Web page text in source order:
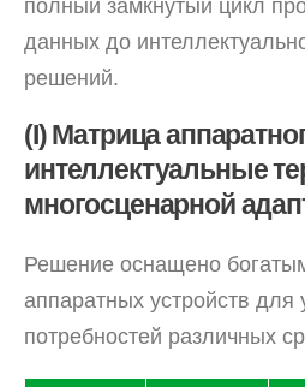
полный замкнутый цикл
данных до
решений.
(I) Матрица
интеллектуальные
многосценарной
Решение оснащено
аппаратных устройств для
потребностей различных